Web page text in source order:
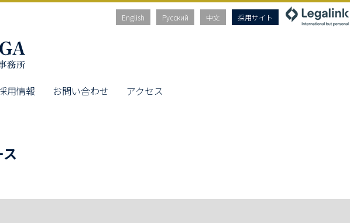
English Русский 中文 採用サイト
用情報 お問い合わせ アクセス